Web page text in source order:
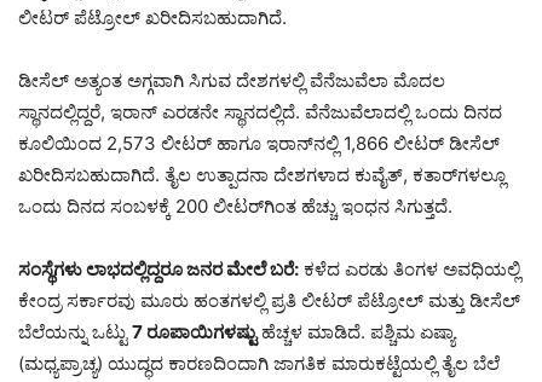
ಲೀಟರ್ ಪೆಟ್ರೋಲ್ ಖರೀದಿಸಬಹುದಾಗಿದೆ.
ಡೀಸೆಲ್ ಅತ್ಯಂತ ಅಗ್ಗವಾಗಿ ಸಿಗುವ ದೇಶಗಳಲ್ಲಿ ವೆನೆಜುವೆಲಾ ಮೊದಲ
ಸ್ಥಾನದಲ್ಲಿದ್ದರೆ, ಇರಾನ್ ಎರಡನೇ ಸ್ಥಾನದಲ್ಲಿದೆ. ವೆನೆಜುವೆಲಾದಲ್ಲಿ ಒಂದು ದಿನದ
ಕೂಲಿಯಿಂದ 2,573 ಲೀಟರ್ ಹಾಗೂ ಇರಾನ್‌ನಲ್ಲಿ 1,866 ಲೀಟರ್ ಡೀಸೆಲ್
ಖರೀದಿಸಬಹುದಾಗಿದೆ. ತೈಲ ಉತ್ಪಾದನಾ ದೇಶಗಳಾದ ಕುವೈತ್, ಕತಾರ್‌ಗಳಲ್ಲೂ
ಒಂದು ದಿನದ ಸಂಬಳಕ್ಕೆ 200 ಲೀಟರ್‌ಗಿಂತ ಹೆಚ್ಚು ಇಂಧನ ಸಿಗುತ್ತದೆ.
ಸಂಸ್ಥೆಗಳು ಲಾಭದಲ್ಲಿದ್ದರೂ ಜನರ ಮೇಲೆ ಬರೆ: ಕಳೆದ ಎರಡು ತಿಂಗಳ ಅವಧಿಯಲ್ಲಿ
ಕೇಂದ್ರ ಸರ್ಕಾರವು ಮೂರು ಹಂತಗಳಲ್ಲಿ ಪ್ರತಿ ಲೀಟರ್ ಪೆಟ್ರೋಲ್ ಮತ್ತು ಡೀಸೆಲ್
ಬೆಲೆಯನ್ನು ಒಟ್ಟು7 ರೂಪಾಯಿಗಳಷ್ಟುಹೆಚ್ಚಳ ಮಾಡಿದೆ. ಪಶ್ಚಿಮ ಏಷ್ಯಾ
(ಮಧ್ಯಪ್ರಾಚ್ಯ) ಯುದ್ಧದ ಕಾರಣದಿಂದಾಗಿ ಜಾಗತಿಕ ಮಾರುಕಟ್ಟೆಯಲ್ಲಿ ತೈಲ ಬೆಲೆ